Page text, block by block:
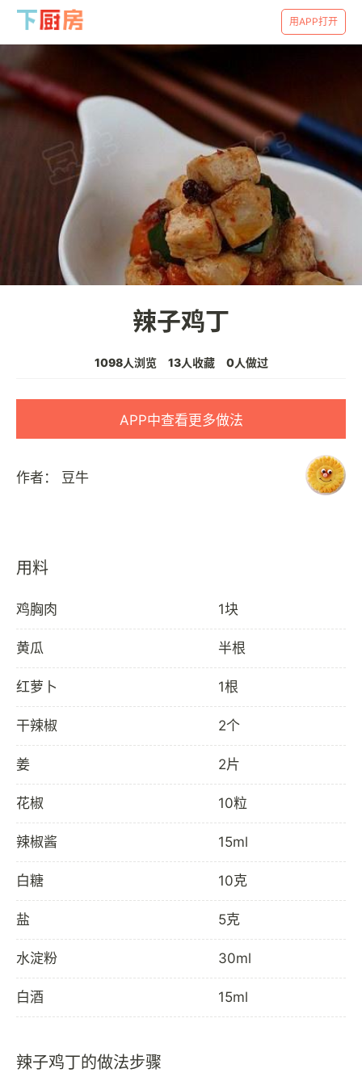
用APP打开
辣子鸡丁
1098人浏览 13人收藏 0人做过
APP中查看更多做法
作者： 豆牛
用料
鸡胸肉 1块
黄瓜 半根
红萝卜 1根
干辣椒 2个
姜 2片
花椒 10粒
辣椒酱 15ml
白糖 10克
盐 5克
水淀粉 30ml
白酒 15ml
辣子鸡丁的做法步骤